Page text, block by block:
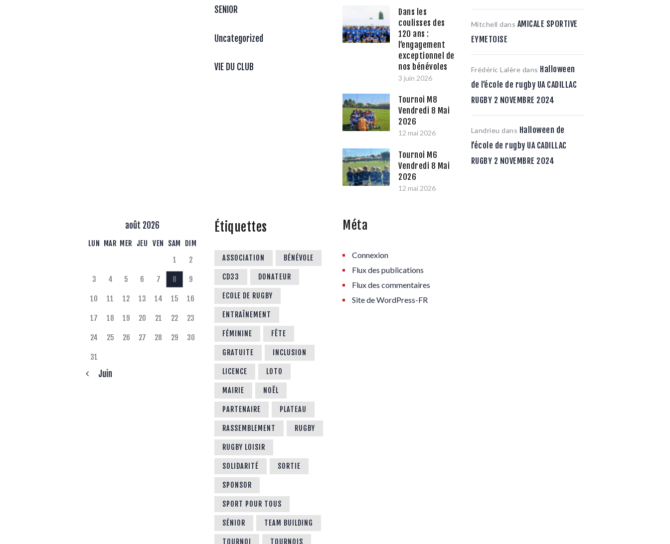
SENIOR
Uncategorized
VIE DU CLUB
Dans les
coulisses des
120 ans :
l’engagement
exceptionnel de
nos bénévoles
3 juin 2026
Tournoi M8
Vendredi 8 Mai
2026
12 mai 2026
Tournoi M6
Vendredi 8 Mai
2026
12 mai 2026
Mitchell dans AMICALE SPORTIVE
EYMETOISE
Frédéric Lalère dans Halloween
de l’école de rugby UA CADILLAC
RUGBY 2 NOVEMBRE 2024
Landrieu dans Halloween de
l’école de rugby UA CADILLAC
RUGBY 2 NOVEMBRE 2024
août 2026
LUN MAR MER JEU VEN SAM
DIM
1
2
3 4 5 6 7 8 9
10 11 12 13 14 15 16
17 18 19 20 21 22 23
24 25 26 27 28 29 30
31
« Juin
Étiquettes
ASSOCIATION BÉNÉVOLE
CD33 DONATEUR
ECOLE DE RUGBY
ENTRAÎNEMENT
FÉMININE FÊTE
GRATUITE INCLUSION
LICENCE LOTO
MAIRIE NOËL
PARTENAIRE PLATEAU
RASSEMBLEMENT RUGBY
RUGBY LOISIR
SOLIDARITÉ SORTIE
SPONSOR
SPORT POUR TOUS
SÉNIOR TEAM BUILDING
TOURNOI TOURNOIS
Méta
Connexion
Flux des publications
Flux des commentaires
Site de WordPress-FR